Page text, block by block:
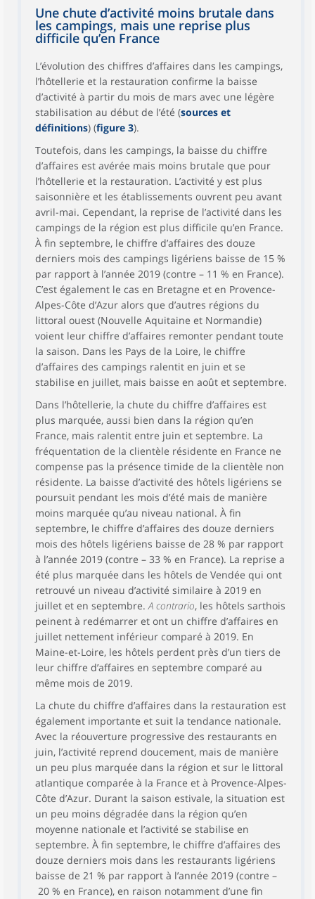
Une chute d’activité moins brutale dans
les campings, mais une reprise plus
difficile qu’en France
L’évolution des chiffres d’affaires dans les campings,
l’hôtellerie et la restauration confirme la baisse
d’activité à partir du mois de mars avec une légère
stabilisation au début de l’été (sources et
définitions) (figure 3).
Toutefois, dans les campings, la baisse du chiffre
d’affaires est avérée mais moins brutale que pour
l’hôtellerie et la restauration. L’activité y est plus
saisonnière et les établissements ouvrent peu avant
avril-mai. Cependant, la reprise de l’activité dans les
campings de la région est plus difficile qu’en France.
À fin septembre, le chiffre d’affaires des douze
derniers mois des campings ligériens baisse de 15 %
par rapport à l’année 2019 (contre – 11 % en France).
C’est également le cas en Bretagne et en Provence-
Alpes-Côte d’Azur alors que d’autres régions du
littoral ouest (Nouvelle Aquitaine et Normandie)
voient leur chiffre d’affaires remonter pendant toute
la saison. Dans les Pays de la Loire, le chiffre
d’affaires des campings ralentit en juin et se
stabilise en juillet, mais baisse en août et septembre.
Dans l’hôtellerie, la chute du chiffre d’affaires est
plus marquée, aussi bien dans la région qu’en
France, mais ralentit entre juin et septembre. La
fréquentation de la clientèle résidente en France ne
compense pas la présence timide de la clientèle non
résidente. La baisse d’activité des hôtels ligériens se
poursuit pendant les mois d’été mais de manière
moins marquée qu’au niveau national. À fin
septembre, le chiffre d’affaires des douze derniers
mois des hôtels ligériens baisse de 28 % par rapport
à l’année 2019 (contre – 33 % en France). La reprise a
été plus marquée dans les hôtels de Vendée qui ont
retrouvé un niveau d’activité similaire à 2019 en
juillet et en septembre.A contrario, les hôtels sarthois
peinent à redémarrer et ont un chiffre d’affaires en
juillet nettement inférieur comparé à 2019. En
Maine-et-Loire, les hôtels perdent près d’un tiers de
leur chiffre d’affaires en septembre comparé au
même mois de 2019.
La chute du chiffre d’affaires dans la restauration est
également importante et suit la tendance nationale.
Avec la réouverture progressive des restaurants en
juin, l’activité reprend doucement, mais de manière
un peu plus marquée dans la région et sur le littoral
atlantique comparée à la France et à Provence-Alpes-
Côte d’Azur. Durant la saison estivale, la situation est
un peu moins dégradée dans la région qu’en
moyenne nationale et l’activité se stabilise en
septembre. À fin septembre, le chiffre d’affaires des
douze derniers mois dans les restaurants ligériens
baisse de 21 % par rapport à l’année 2019 (contre –
20 % en France), en raison notamment d’une fin